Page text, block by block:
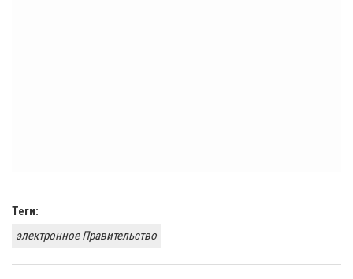
Теги:
электронное Правительство